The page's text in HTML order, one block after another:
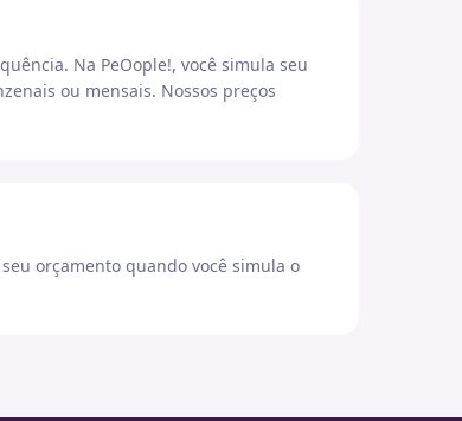
Na PeOople!, você simula seu
ou mensais. Nossos preços
orçamento quando você simula o